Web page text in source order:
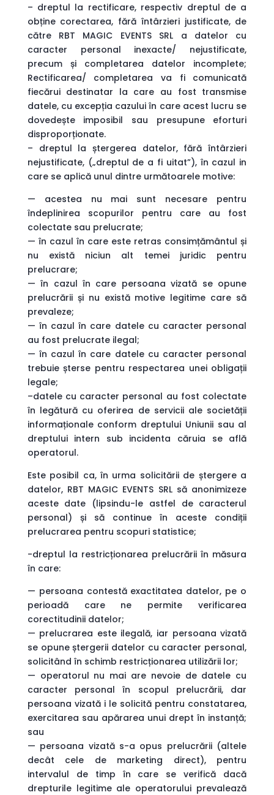
– dreptul la rectificare, respectiv dreptul de a
obține corectarea, fără întârzieri justificate, de
către RBT MAGIC EVENTS SRL a datelor cu
caracter personal inexacte/ nejustificate,
precum și completarea datelor incomplete;
Rectificarea/ completarea va fi comunicată
fiecărui destinatar la care au fost transmise
datele, cu excepția cazului în care acest lucru se
dovedește imposibil sau presupune eforturi
disproporționate.
– dreptul la ștergerea datelor, fără întârzieri
nejustificate, („dreptul de a fi uitat”), în cazul in
care se aplică unul dintre următoarele motive:
— acestea nu mai sunt necesare pentru
îndeplinirea scopurilor pentru care au fost
colectate sau prelucrate;
— în cazul în care este retras consimțământul și
nu există niciun alt temei juridic pentru
prelucrare;
— în cazul în care persoana vizată se opune
prelucrării și nu există motive legitime care să
prevaleze;
— în cazul în care datele cu caracter personal
au fost prelucrate ilegal;
— în cazul în care datele cu caracter personal
trebuie șterse pentru respectarea unei obligații
legale;
–datele cu caracter personal au fost colectate
în legătură cu oferirea de servicii ale societății
informaționale conform dreptului Uniunii sau al
dreptului intern sub incidenta căruia se află
operatorul.
Este posibil ca, în urma solicitării de ștergere a
datelor, RBT MAGIC EVENTS SRL să anonimizeze
aceste date (lipsindu-le astfel de caracterul
personal) și să continue în aceste condiții
prelucrarea pentru scopuri statistice;
-dreptul la restricționarea prelucrării în măsura
în care:
— persoana contestă exactitatea datelor, pe o
perioadă care ne permite verificarea
corectitudinii datelor;
— prelucrarea este ilegală, iar persoana vizată
se opune ștergerii datelor cu caracter personal,
solicitând în schimb restricționarea utilizării lor;
— operatorul nu mai are nevoie de datele cu
caracter personal în scopul prelucrării, dar
persoana vizată i le solicită pentru constatarea,
exercitarea sau apărarea unui drept în instanță;
sau
— persoana vizată s-a opus prelucrării (altele
decât cele de marketing direct), pentru
intervalul de timp în care se verifică dacă
drepturile legitime ale operatorului prevalează